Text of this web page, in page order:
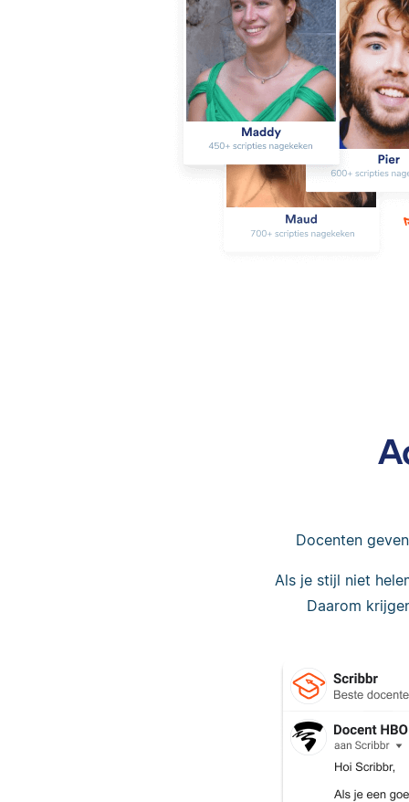
Docenten
Als je stijl niet
Daarom